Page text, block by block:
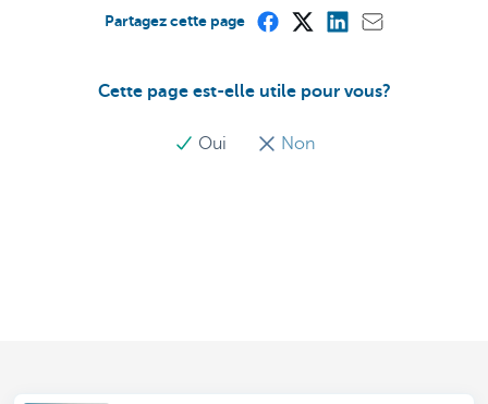
Cette page est-elle utile pour vous?
Oui Non
Partagez cette page